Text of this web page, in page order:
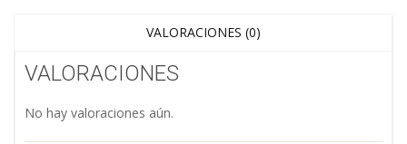
VALORACIONES (0)
VALORACIONES
No hay valoraciones aún.